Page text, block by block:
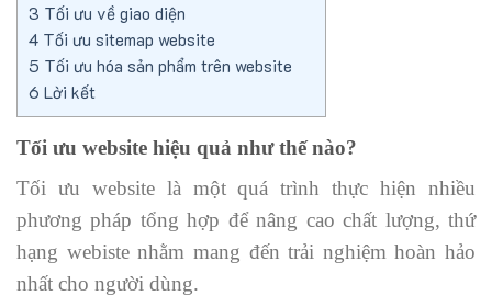
3 Tối ưu về giao diện
4 Tối ưu sitemap website
5 Tối ưu hóa sản phẩm trên website
6 Lời kết
Tối ưu website hiệu quả như thế nào?
Tối ưu website là một quá trình thực hiện nhiều
phương pháp tổng hợp để nâng cao chất lượng, thứ
hạng webiste nhằm mang đến trải nghiệm hoàn hảo
nhất cho người dùng.